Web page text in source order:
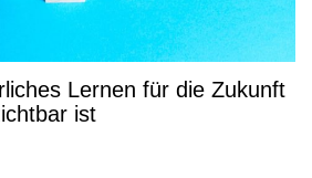
Lernen für die Zukunft
ist